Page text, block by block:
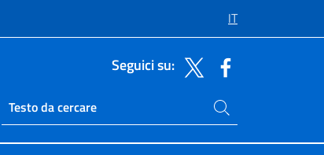
IT
Seguici su:
Ricerca sito live
Cerca nel sito